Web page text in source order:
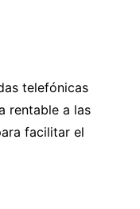
telefónicas
rentable a las
facilitar el